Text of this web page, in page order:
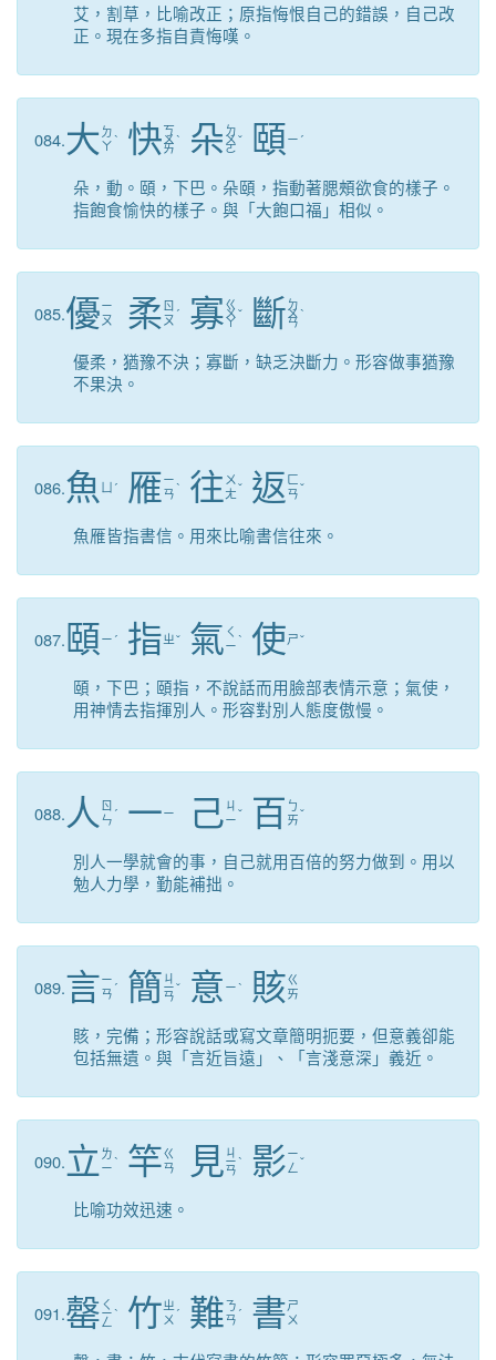
艾，割草，比喻改正；原指悔恨自己的錯誤，自己改
正。現在多指自責悔嘆。
084.大 ㄉ
ㄚˋ 快ㄎ
ㄨ
ㄞ
ˋ 朵 ㄉ
ㄨ
ㄛ
ˇ 頤 ㄧ ˊ
朵，動。頤，下巴。朵頤，指動著腮頰欲食的樣子。
指飽食愉快的樣子。與「大飽口福」相似。
085.優ㄧ
ㄡ
柔 ㄖ
ㄡ ˊ 寡ㄍ
ㄨ
ㄚ
ˇ 斷 ㄉ
ㄨ
ㄢ
ˋ
優柔，猶豫不決；寡斷，缺乏決斷力。形容做事猶豫
不果決。
086.魚 ˊ 雁ㄧ
ㄢˋ 往 ㄨ
ㄤˇ 返 ㄈ
ㄢˇ
魚雁皆指書信。用來比喻書信往來。
087. 頤 ㄧ ˊ 指ㄓˇ 氣 ㄑ
ㄧˋ 使ㄕˇ
頤，下巴；頤指，不說話而用臉部表情示意；氣使，
用神情去指揮別人。形容對別人態度傲慢。
088. 人 ㄖ
ㄣ ˊ 一ㄧ 己 ㄐ
ㄧˇ 百 ㄅ
ㄞˇ
別人一學就會的事，自己就用百倍的努力做到。用以
勉人力學，勤能補拙。
089.言ㄧ
ㄢ ˊ 簡 ㄐ
ㄧ
ㄢ
ˇ 意 ㄧˋ 賅ㄍ
ㄞ
賅，完備；形容說話或寫文章簡明扼要，但意義卻能
包括無遺。與「言近旨遠」、「言淺意深」義近。
090.立 ㄌ
ㄧˋ 竿ㄍ
ㄢ
見 ㄐ
ㄧ
ㄢ
ˋ 影ㄧ
ㄥ ˇ
比喻功效迅速。
091.罄 ㄑ
ㄧ
ㄥ
ˋ 竹ㄓ
ㄨ ˊ 難ㄋ
ㄢ ˊ 書ㄕ
ㄨ